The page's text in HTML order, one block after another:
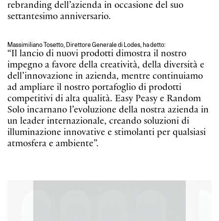
rebranding dell’azienda in occasione del suo
settantesimo anniversario.
Massimiliano Tosetto, Direttore Generale di Lodes, ha detto:
“Il lancio di nuovi prodotti dimostra il nostro
impegno a favore della creatività, della diversità e
dell’innovazione in azienda, mentre continuiamo
ad ampliare il nostro portafoglio di prodotti
competitivi di alta qualità. Easy Peasy e Random
Solo incarnano l’evoluzione della nostra azienda in
un leader internazionale, creando soluzioni di
illuminazione innovative e stimolanti per qualsiasi
atmosfera e ambiente”.